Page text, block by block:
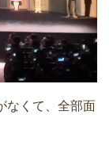
なくて、全部面